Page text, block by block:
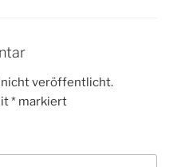
nicht veröffentlicht.
* markiert